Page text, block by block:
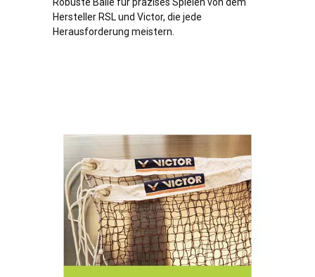
Robuste Bälle für präzises Spielen von dem
Hersteller RSL und Victor, die jede
Herausforderung meistern.